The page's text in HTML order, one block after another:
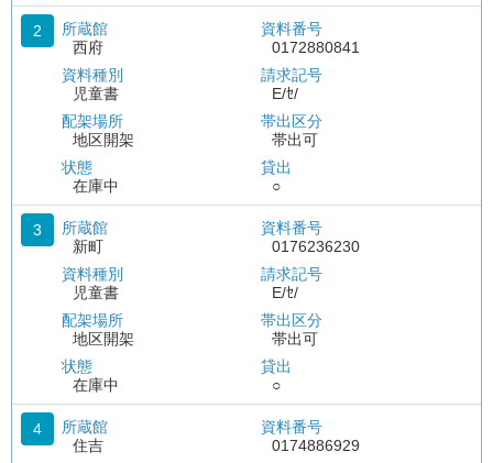
2
所蔵館
西府
資料種別
児童書
配架場所
地区開架
状態
在庫中
資料番号
0172880841
請求記号
E/ｾ/
帯出区分
帯出可
貸出
○
3
所蔵館
新町
資料種別
児童書
配架場所
地区開架
状態
在庫中
資料番号
0176236230
請求記号
E/ｾ/
帯出区分
帯出可
貸出
○
4
所蔵館
住吉
資料番号
0174886929